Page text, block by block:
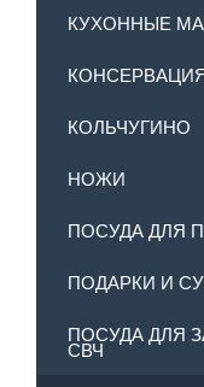
КУХОННЫЕ
КОЛЬЧУГИНО
НОЖИ
ПОСУДА ДЛЯ
ПОДАРКИ И
ПОСУДА ДЛЯ
СВЧ